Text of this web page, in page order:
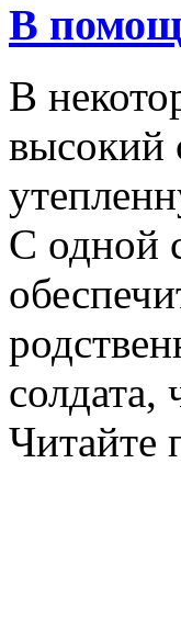
В
В
высокий
С одной
Читайте